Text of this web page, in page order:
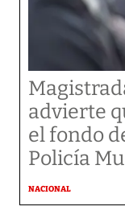
advierte
el fondo
Policía
NACIONAL